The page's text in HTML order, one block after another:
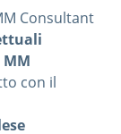
Consultant
MM
con il